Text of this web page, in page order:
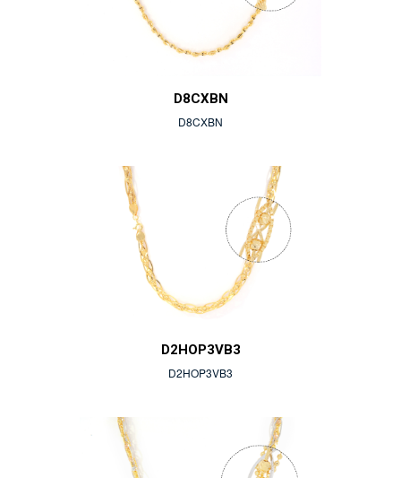
D8CXBN
D8CXBN
D2HOP3VB3
D2HOP3VB3